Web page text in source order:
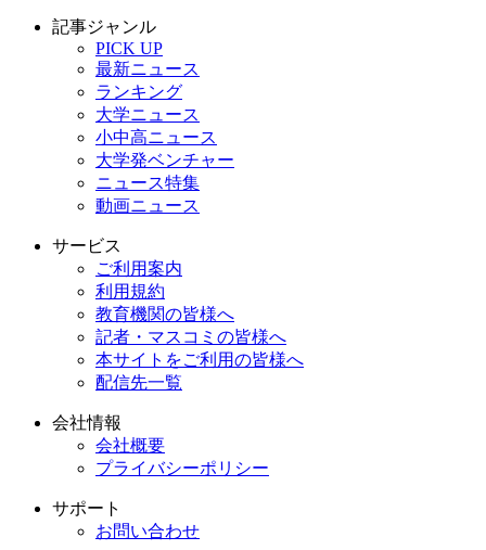
記事ジャンル
PICK UP
最新ニュース
ランキング
大学ニュース
小中高ニュース
大学発ベンチャー
ニュース特集
動画ニュース
サービス
ご利用案内
利用規約
教育機関の皆様へ
記者・マスコミの皆様へ
本サイトをご利用の皆様へ
配信先一覧
会社情報
会社概要
プライバシーポリシー
サポート
お問い合わせ